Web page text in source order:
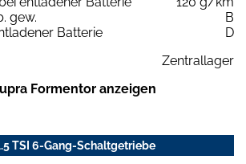
gew.
B
Batterie
D
Zentrallager
Formentor anzeigen
TSI 6-Gang-Schaltgetriebe